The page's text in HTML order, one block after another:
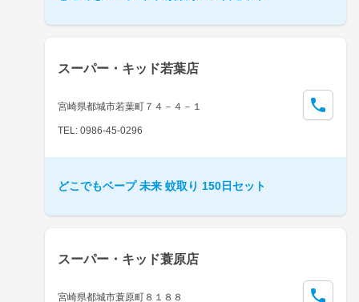
スーパー・キッド若葉店
宮崎県都城市若葉町７４－４－１
TEL: 0986-45-0296
どこでもベープ 未来 蚊取り 150日セット
スーパー・キッド蓑原店
宮崎県都城市蓑原町８１８８